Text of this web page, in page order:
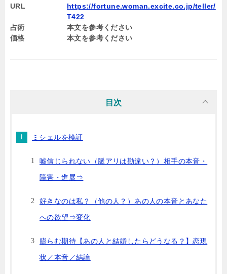
URL
https://fortune.woman.excite.co.jp/teller/
T422
占術
本文を参考ください
価格
本文を参考ください
目次
ミシェルを検証
嘘信じられない（脈アリは勘違い？）相手の本音・
障害・進展⇒
好きなのは私？（他の人？）あの人の本音とあなた
への欲望⇒変化
膨らむ期待【あの人と結婚したらどうなる？】恋現
状／本音／結論